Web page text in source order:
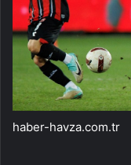
haber-havza.com.tr